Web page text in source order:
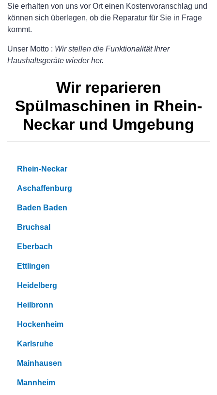
Sie erhalten von uns vor Ort einen Kostenvoranschlag und
können sich überlegen, ob die Reparatur für Sie in Frage
kommt.
Unser Motto : Wir stellen die Funktionalität Ihrer
Haushaltsgeräte wieder her.
Wir reparieren
Spülmaschinen in Rhein-
Neckar und Umgebung
Rhein-Neckar
Aschaffenburg
Baden Baden
Bruchsal
Eberbach
Ettlingen
Heidelberg
Heilbronn
Hockenheim
Karlsruhe
Mainhausen
Mannheim